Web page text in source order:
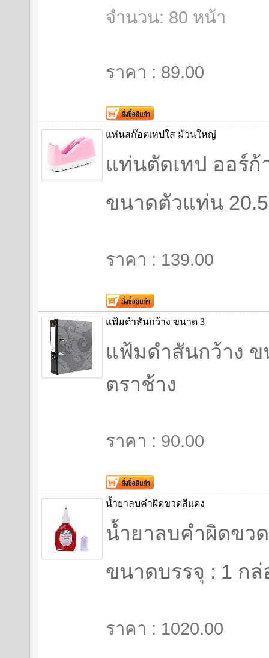
จำนวน: 80 หน้า
ราคา : 89.00
แท่นสก๊อตเทปใส ม้วนใหญ่
แท่นตัดเทป ออร์ก้
ขนาดตัวแท่น
ราคา : 139.00
แฟ้มดำสันกว้าง ขนาด 3
แฟ้มดำสันกว้าง ข
ตราช้าง
ราคา : 90.00
น้ำยาลบคำผิดขวดสีแดง
น้ำยาลบคำผิดขว
ขนาดบรรจุ : 1 กล่
ราคา : 1020.00